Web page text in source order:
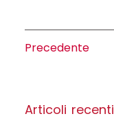
Precedente
Articoli recenti